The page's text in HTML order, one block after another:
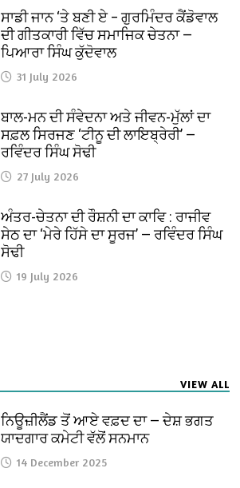
ਸਾਡੀ ਜਾਨ ‘ਤੇ ਬਣੀ ਏ – ਗੁਰਮਿੰਦਰ ਕੈਂਡੋਵਾਲ
ਦੀ ਗੀਤਕਾਰੀ ਵਿੱਚ ਸਮਾਜਿਕ ਚੇਤਨਾ —
ਪਿਆਰਾ ਸਿੰਘ ਕੁੱਦੋਵਾਲ
31 July 2026
ਬਾਲ-ਮਨ ਦੀ ਸੰਵੇਦਨਾ ਅਤੇ ਜੀਵਨ-ਮੁੱਲਾਂ ਦਾ
ਸਫ਼ਲ ਸਿਰਜਣ ‘ਟੀਨੂ ਦੀ ਲਾਇਬ੍ਰੇਰੀ’ —
ਰਵਿੰਦਰ ਸਿੰਘ ਸੋਢੀ
27 July 2026
ਅੰਤਰ-ਚੇਤਨਾ ਦੀ ਰੌਸ਼ਨੀ ਦਾ ਕਾਵਿ : ਰਾਜੀਵ
ਸੇਠ ਦਾ ‘ਮੇਰੇ ਹਿੱਸੇ ਦਾ ਸੂਰਜ’ — ਰਵਿੰਦਰ ਸਿੰਘ
ਸੋਢੀ
19 July 2026
VIEW ALL
ਨਿਊਜ਼ੀਲੈਂਡ ਤੋਂ ਆਏ ਵਫ਼ਦ ਦਾ — ਦੇਸ਼ ਭਗਤ
ਯਾਦਗਾਰ ਕਮੇਟੀ ਵੱਲੋਂ ਸਨਮਾਨ
14 December 2025